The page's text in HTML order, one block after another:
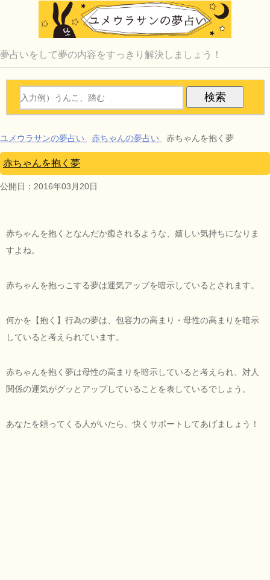
夢占いをして夢の内容をすっきり解決しましょう！
ユメウラサンの夢占い 赤ちゃんの夢占い 赤ちゃんを抱く夢
赤ちゃんを抱く夢
公開日： 2016年03月20日
赤ちゃんを抱くとなんだか癒されるような、嬉しい気持ちになりま
すよね。
赤ちゃんを抱っこする夢は運気アップを暗示しているとされます。
何かを【抱く】行為の夢は、包容力の高まり・母性の高まりを暗示
していると考えられています。
赤ちゃんを抱く夢は母性の高まりを暗示していると考えられ、対人
関係の運気がグッとアップしていることを表しているでしょう。
あなたを頼ってくる人がいたら、快くサポートしてあげましょう！